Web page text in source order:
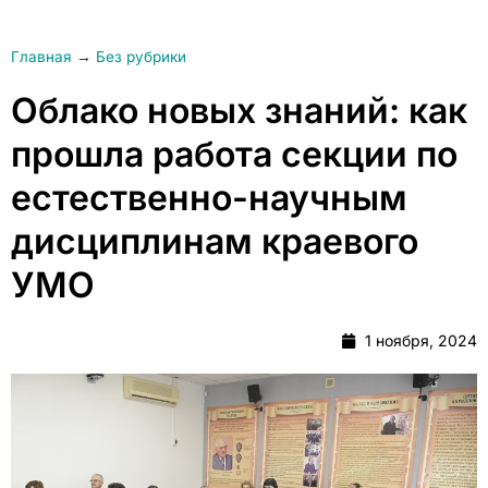
Главная → Без рубрики
Облако новых знаний: как
прошла работа секции по
естественно-научным
дисциплинам краевого
УМО
1 ноября, 2024